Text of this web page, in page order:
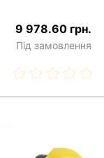
9 978.60 грн.
Під замовлення